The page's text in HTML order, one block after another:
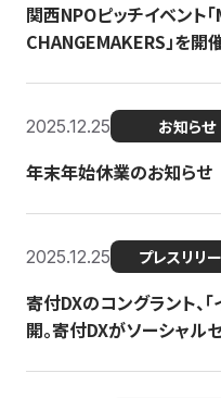
関西NPOピッチイベント
CHANGEMAKERS」を開
2025.12.25 お知らせ
年末年始休業のお知らせ
2025.12.25 プレスリリ
寄付DXのコングラント、
開。寄付DXがソーシャル